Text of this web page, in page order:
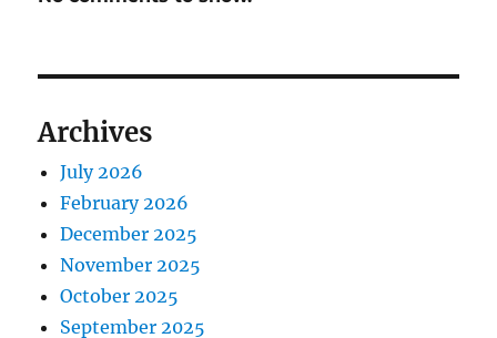
Archives
July 2026
February 2026
December 2025
November 2025
October 2025
September 2025